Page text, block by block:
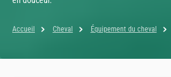
Accueil Cheval Équipement du cheval